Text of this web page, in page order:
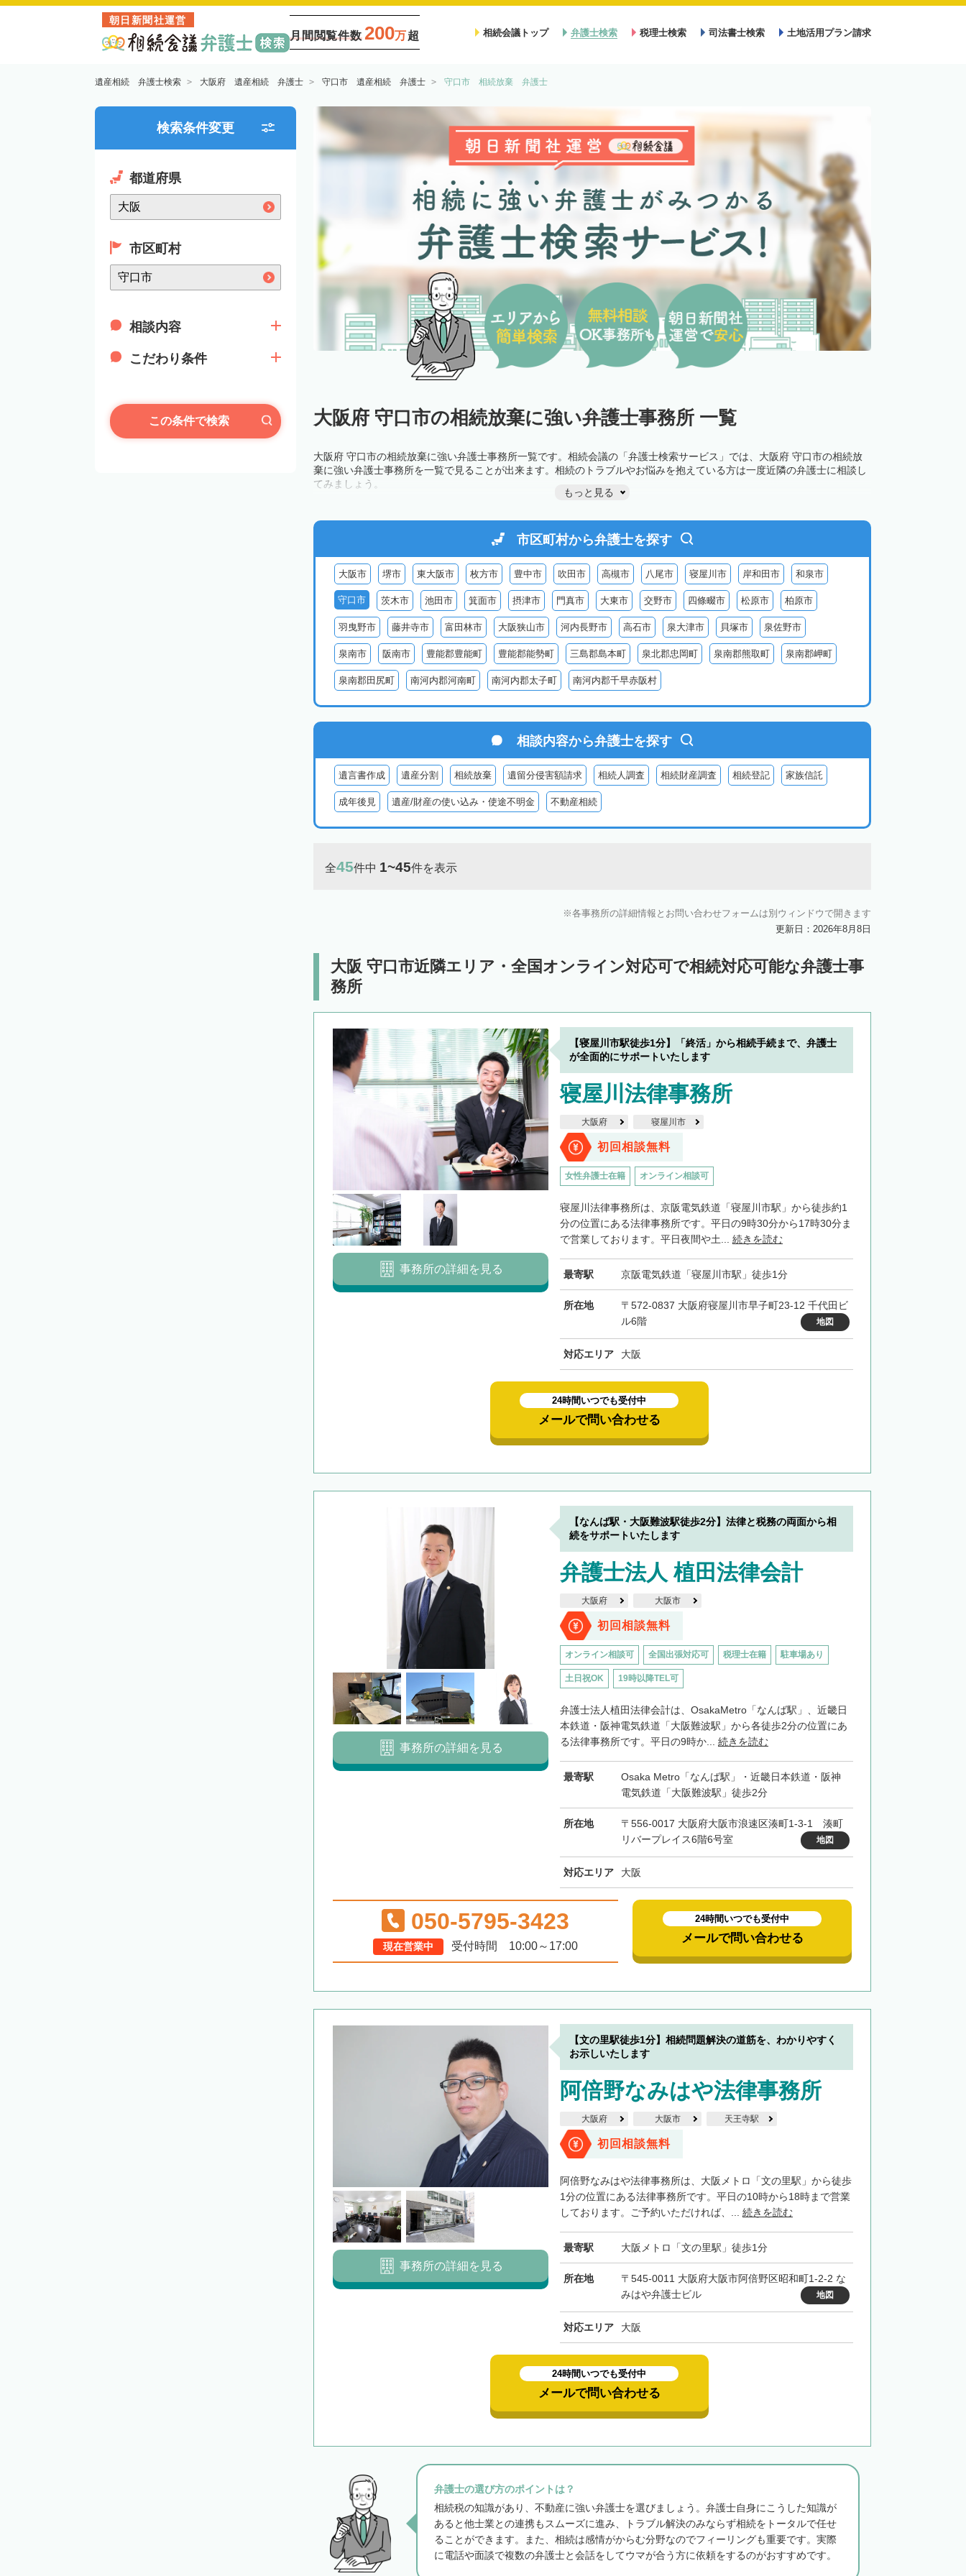
朝日新聞社運営
月間閲覧件数 200万超 相続会議トップ 弁護士検索 税理士検索 司法書士検索 土地活用プラン請求
遺産相続 弁護士検索 大阪府 遺産相続 弁護士 守口市 遺産相続 弁護士 守口市 相続放棄 弁護士
検索条件変更
都道府県
市区町村
相談内容
こだわり条件
この条件で検索 大阪府 守口市の相続放棄に強い弁護士事務所 一覧
大阪府 守口市の相続放棄に強い弁護士事務所一覧です。相続会議の「弁護士検索サービス」では、大阪府 守口市の相続放
棄に強い弁護士事務所を一覧で見ることが出来ます。相続のトラブルやお悩みを抱えている方は一度近隣の弁護士に相談し
てみましょう。
もっと見る
市区町村から弁護士を探す
大阪市 堺市 東大阪市 枚方市 豊中市 吹田市 高槻市 八尾市 寝屋川市 岸和田市 和泉市
守口市 茨木市 池田市 箕面市 摂津市 門真市 大東市 交野市 四條畷市 松原市 柏原市
羽曳野市 藤井寺市 富田林市 大阪狭山市 河内長野市 高石市 泉大津市 貝塚市 泉佐野市
泉南市 阪南市 豊能郡豊能町 豊能郡能勢町 三島郡島本町 泉北郡忠岡町 泉南郡熊取町 泉南郡岬町
泉南郡田尻町 南河内郡河南町 南河内郡太子町 南河内郡千早赤阪村
相談内容から弁護士を探す
遺言書作成 遺産分割 相続放棄 遺留分侵害額請求 相続人調査 相続財産調査 相続登記 家族信託
成年後見 遺産/財産の使い込み・使途不明金 不動産相続
全45件中 1~45件を表示
各事務所の詳細情報とお問い合わせフォームは別ウィンドウで開きます
更新日：2026年8月8日
大阪 守口市近隣エリア・全国オンライン対応可で相続対応可能な弁護士事
務所
【寝屋川市駅徒歩1分】「終活」から相続手続まで、弁護士
が全面的にサポートいたします
寝屋川法律事務所
大阪府 寝屋川市
初回相談無料
女性弁護士在籍 オンライン相談可
寝屋川法律事務所は、京阪電気鉄道「寝屋川市駅」から徒歩約1
分の位置にある法律事務所です。平日の9時30分から17時30分ま
で営業しております。平日夜間や土... 続きを読む
最寄駅 京阪電気鉄道「寝屋川市駅」徒歩1分
所在地
〒572-0837 大阪府寝屋川市早子町23-12 千代田ビ
ル6階
地図
対応エリア 大阪
事務所の詳細を見る
24時間いつでも受付中
メールで問い合わせる
【なんば駅・大阪難波駅徒歩2分】法律と税務の両面から相
続をサポートいたします
弁護士法人 植田法律会計
大阪府 大阪市
初回相談無料
オンライン相談可 全国出張対応可 税理士在籍 駐車場あり
土日祝OK 19時以降TEL可
弁護士法人植田法律会計は、OsakaMetro「なんば駅」、近畿日
本鉄道・阪神電気鉄道「大阪難波駅」から各徒歩2分の位置にあ
る法律事務所です。平日の9時か... 続きを読む
最寄駅
Osaka Metro「なんば駅」・近畿日本鉄道・阪神
電気鉄道「大阪難波駅」徒歩2分
所在地
〒556-0017 大阪府大阪市浪速区湊町1-3-1 湊町
リバープレイス6階6号室
地図
対応エリア 大阪
事務所の詳細を見る
050-5795-3423
現在営業中 受付時間 10:00～17:00
24時間いつでも受付中
メールで問い合わせる
【文の里駅徒歩1分】相続問題解決の道筋を、わかりやすく
お示しいたします
阿倍野なみはや法律事務所
大阪府 大阪市 天王寺駅
初回相談無料
阿倍野なみはや法律事務所は、大阪メトロ「文の里駅」から徒歩
1分の位置にある法律事務所です。平日の10時から18時まで営業
しております。ご予約いただければ、... 続きを読む
最寄駅 大阪メトロ「文の里駅」徒歩1分
所在地
〒545-0011 大阪府大阪市阿倍野区昭和町1-2-2 な
みはや弁護士ビル
地図
対応エリア 大阪
事務所の詳細を見る
24時間いつでも受付中
メールで問い合わせる
弁護士の選び方のポイントは？
相続税の知識があり、不動産に強い弁護士を選びましょう。弁護士自身にこうした知識が
あると他士業との連携もスムーズに進み、トラブル解決のみならず相続をトータルで任せ
ることができます。また、相続は感情がからむ分野なのでフィーリングも重要です。実際
に電話や面談で複数の弁護士と会話をしてウマが合う方に依頼をするのがおすすめです。